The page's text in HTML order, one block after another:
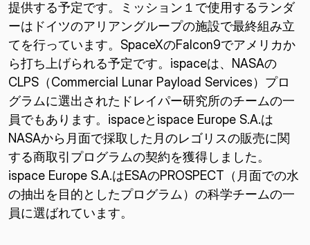
提供する予定です。ミッション１で使用するランダ
ーはドイツのアリアングループの施設で最終組み立
てを行っています。SpaceXのFalcon9でアメリカか
ら打ち上げられる予定です。ispaceは、NASAの
CLPS（Commercial Lunar Payload Services）プロ
グラムに選出されたドレイパー研究所のチームの一
員でもあります。ispaceとispace Europe S.A.は
NASAから月面で採取した月のレゴリスの販売に関
する商取引プログラムの契約を獲得しました。
ispace Europe S.A.はESAのPROSPECT（月面での水
の抽出を目的としたプログラム）の科学チームの一
員に選ばれています。